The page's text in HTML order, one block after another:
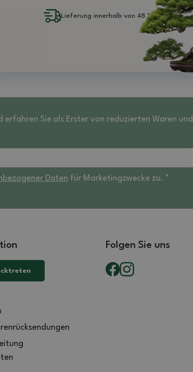
Lieferung innerhalb von 48 Stunden
erfahren Sie als Erster von reduzierten Waren und
Daten für Marketingzwecke zu. *
Folgen Sie uns